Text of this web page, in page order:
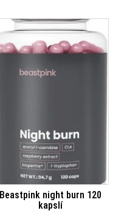
Beastpink night burn 120
kapslí